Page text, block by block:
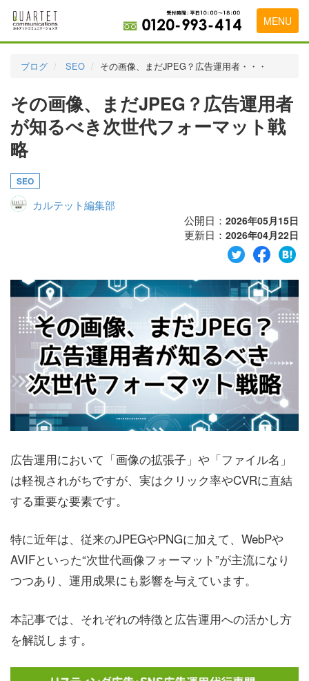
MENU
実績・お客様の声
初めて導入をお考えの方
広告代理店・HP制作会社様へ
お問い合わせ
ブログ SEO その画像、まだJPEG？広告運用者・・・
その画像、まだJPEG？広告運用者
が知るべき次世代フォーマット戦
略
SEO
カルテット編集部
公開日： 2026年05月15日
更新日： 2026年04月22日
広告運用において「画像の拡張子」や「ファイル名」
は軽視されがちですが、実はクリック率やCVRに直結
する重要な要素です。
特に近年は、従来のJPEGやPNGに加えて、WebPや
AVIFといった“次世代画像フォーマット”が主流になり
つつあり、運用成果にも影響を与えています。
本記事では、それぞれの特徴と広告運用への活かし方
を解説します。